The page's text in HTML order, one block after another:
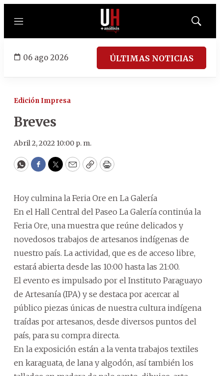
Menú
Mostrar
06 ago 2026 ÚLTIMAS NOTICIAS
Edición Impresa
Breves
Abril 2, 2022 10:00 p. m.
WhatsApp
Facebook
Twitter
EmailCopyPrint
Hoy culmina la Feria Ore en La Galería
En el Hall Central del Paseo La Galería continúa la
Feria Ore, una muestra que reúne delicados y
novedosos trabajos de artesanos indígenas de
nuestro país. La actividad, que es de acceso libre,
estará abierta desde las 10:00 hasta las 21:00.
El evento es impulsado por el Instituto Paraguayo
de Artesanía (IPA) y se destaca por acercar al
público piezas únicas de nuestra cultura indígena
traídas por artesanos, desde diversos puntos del
país, para su compra directa.
En la exposición están a la venta trabajos textiles
en karaguata, de lana y algodón, así también los